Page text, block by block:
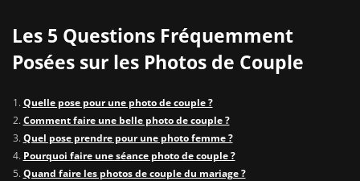
Les 5 Questions Fréquemment
Posées sur les Photos de Couple
Quelle pose pour une photo de couple ?
Comment faire une belle photo de couple ?
Quel pose prendre pour une photo femme ?
Pourquoi faire une séance photo de couple ?
Quand faire les photos de couple du mariage ?